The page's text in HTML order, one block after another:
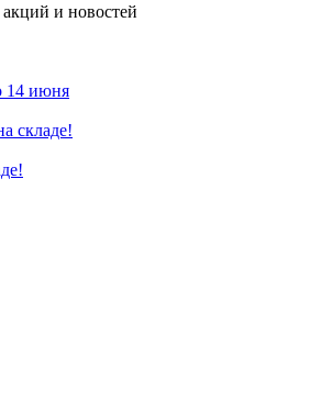
и новостей
14 июня
складе!